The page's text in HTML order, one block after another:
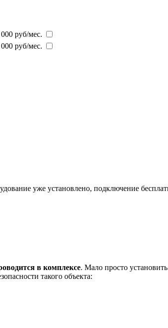
000 руб/мес.
руб/мес.
уже установлено, подключение
в комплексе. Мало просто
такого объекта: